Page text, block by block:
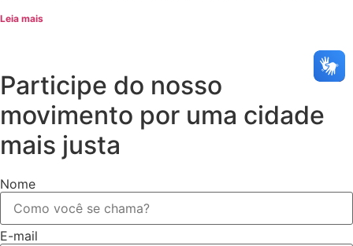
Leia mais
Participe do nosso
movimento por uma cidade
mais justa
Nome
E-mail